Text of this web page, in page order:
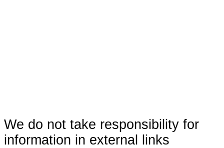
We do not take responsibility for
information in external links